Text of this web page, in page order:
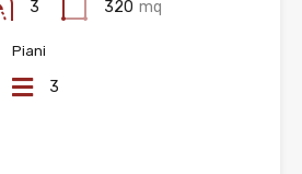
3 320 mq
Piani
3